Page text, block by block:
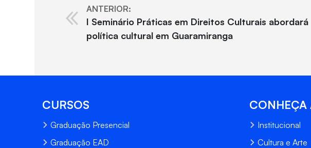
ANTERIOR:
I Seminário Práticas em Direitos Culturais abordará
política cultural em Guaramiranga
CURSOS
Graduação Presencial
Graduação EAD
CONHEÇA
Institucional
Cultura e Arte